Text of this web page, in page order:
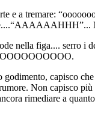
e a tremare:
nella figa.... serro i
capisco
Non capisco
rimediare a